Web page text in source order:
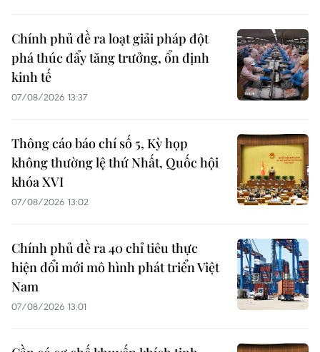
Chính phủ đề ra loạt giải pháp đột
phá thúc đẩy tăng trưởng, ổn định
kinh tế
07/08/2026 13:37
Thông cáo báo chí số 5, Kỳ họp
không thường lệ thứ Nhất, Quốc hội
khóa XVI
07/08/2026 13:02
Chính phủ đề ra 40 chỉ tiêu thực
hiện đổi mới mô hình phát triển Việt
Nam
07/08/2026 13:01